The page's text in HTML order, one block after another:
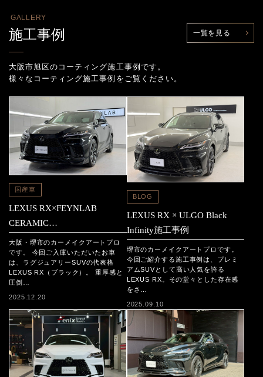
GALLERY
施工事例 一覧を見る
大阪市旭区のコーティング施工事例です。
様々なコーティング施工事例をご覧ください。
国産車
LEXUS RX×FEYNLAB
CERAMIC
ULTRA+TheOriginalCERAMIC
施工
大阪・堺市のカーメイクアートプロ
です。 今回ご入庫いただいたお車
は、ラグジュアリーSUVの代表格
LEXUS RX（ブラック）。 重厚感と
圧倒…
2025.12.20
BLOG
LEXUS RX × ULGO Black
Infinity施工事例
堺市のカーメイクアートプロです。
今回ご紹介する施工事例は、プレミ
アムSUVとして高い人気を誇る
LEXUS RX。その堂々とした存在感
をさ…
2025.09.10